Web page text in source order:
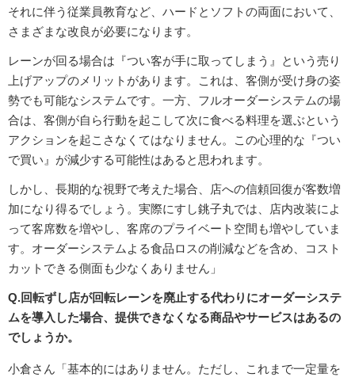
それに伴う従業員教育など、ハードとソフトの両面において、
さまざまな改良が必要になります。
レーンが回る場合は『つい客が手に取ってしまう』という売り
上げアップのメリットがあります。これは、客側が受け身の姿
勢でも可能なシステムです。一方、フルオーダーシステムの場
合は、客側が自ら行動を起こして次に食べる料理を選ぶという
アクションを起こさなくてはなりません。この心理的な『つい
で買い』が減少する可能性はあると思われます。
しかし、長期的な視野で考えた場合、店への信頼回復が客数増
加になり得るでしょう。実際にすし銚子丸では、店内改装によ
って客席数を増やし、客席のプライベート空間も増やしていま
す。オーダーシステムよる食品ロスの削減などを含め、コスト
カットできる側面も少なくありません」
Q.回転ずし店が回転レーンを廃止する代わりにオーダーシステ
ムを導入した場合、提供できなくなる商品やサービスはあるの
でしょうか。
小倉さん「基本的にはありません。ただし、これまで一定量を